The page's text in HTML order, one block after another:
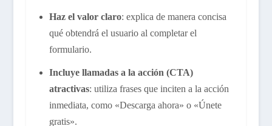
Haz el valor claro: explica de manera concisa
qué obtendrá el usuario al completar el
formulario.
Incluye llamadas a la acción (CTA)
atractivas: utiliza frases que inciten a la acción
inmediata, como «Descarga ahora» o «Únete
gratis».